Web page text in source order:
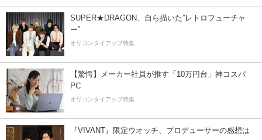
SUPER★DRAGON、自ら描いた”レトロフューチャ
ー”
オリコンタイアップ特集
【驚愕】メーカー社員が推す「10万円台」神コスパ
PC
オリコンタイアップ特集
『VIVANT』限定ウオッチ、プロデューサーの感想は